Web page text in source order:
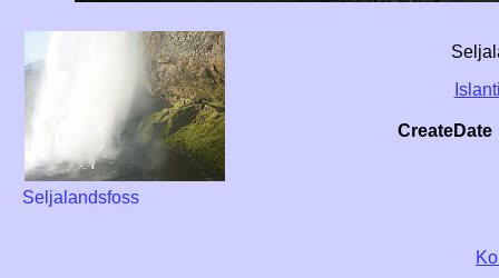
Seljalandsfoss
CreateDate